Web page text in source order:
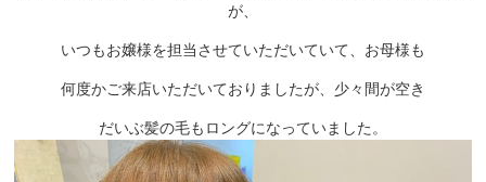
が、
いつもお嬢様を担当させていただいていて、お母様も
何度かご来店いただいておりましたが、少々間が空き
だいぶ髪の毛もロングになっていました。